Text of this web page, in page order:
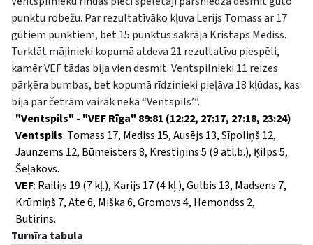
punktu robežu. Par rezultatīvāko kļuva Lerijs Tomass ar 17
gūtiem punktiem, bet 15 punktus sakrāja Kristaps Mediss.
Turklāt mājinieki kopumā atdeva 21 rezultatīvu piespēli,
kamēr VEF tādas bija vien desmit. Ventspilnieki 11 reizes
pārķēra bumbas, bet kopumā rīdzinieki pieļāva 18 kļūdas, kas
bija par četrām vairāk nekā “Ventspils’”.
"Ventspils" - "VEF Rīga" 89:81 (12:22, 27:17, 27:18, 23:24)
Ventspils: Tomass 17, Mediss 15, Ausējs 13, Sīpoliņš 12,
Jaunzems 12, Būmeisters 8, Krestiņins 5 (9 atl.b.), Ķilps 5,
Šeļakovs.
VEF: Railijs 19 (7 kļ.), Karijs 17 (4 kļ.), Gulbis 13, Madsens 7,
Krūmiņš 7, Ate 6, Miška 6, Gromovs 4, Hemondss 2,
Butirins.
Turnīra tabula